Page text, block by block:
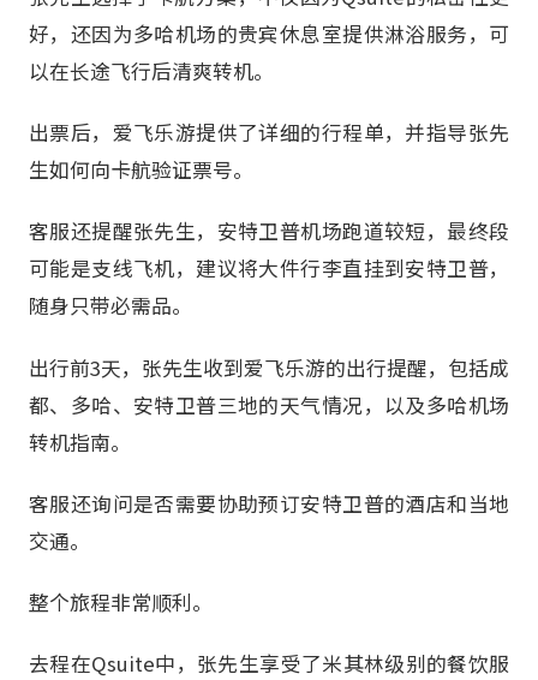
好，还因为多哈机场的贵宾休息室提供淋浴服务，可
以在长途飞行后清爽转机。
出票后，爱飞乐游提供了详细的行程单，并指导张先
生如何向卡航验证票号。
客服还提醒张先生，安特卫普机场跑道较短，最终段
可能是支线飞机，建议将大件行李直挂到安特卫普，
随身只带必需品。
出行前3天，张先生收到爱飞乐游的出行提醒，包括成
都、多哈、安特卫普三地的天气情况，以及多哈机场
转机指南。
客服还询问是否需要协助预订安特卫普的酒店和当地
交通。
整个旅程非常顺利。
去程在Qsuite中，张先生享受了米其林级别的餐饮服